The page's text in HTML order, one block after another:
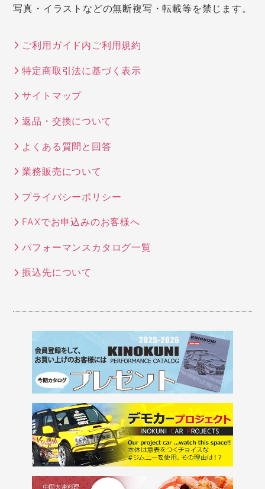
写真・イラストなどの無断複写・転載等を禁じます。
ご利用ガイド内ご利用規約
特定商取引法に基づく表示
サイトマップ
返品・交換について
よくある質問と回答
業務販売について
プライバシーポリシー
FAXでお申込みのお客様へ
パフォーマンスカタログ一覧
振込先について